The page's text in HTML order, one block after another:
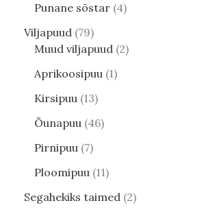
Punane sõstar 4
Viljapuud 79
Muud viljapuud 2
Aprikoosipuu 1
Kirsipuu 13
Õunapuu 46
Pirnipuu 7
Ploomipuu 11
Segahekiks taimed 2